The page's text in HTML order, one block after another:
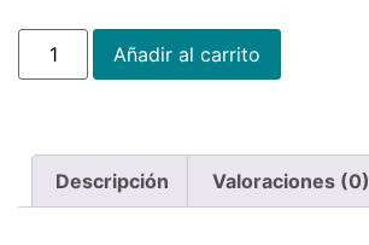
Añadir al carrito
Descripción Valoraciones (0)